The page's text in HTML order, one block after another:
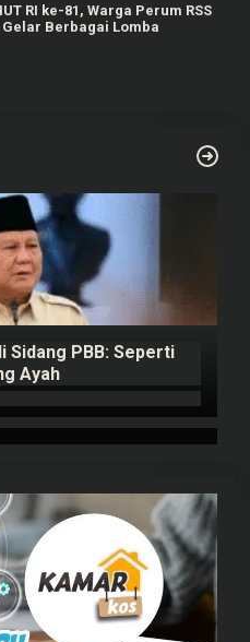
RI ke-81, Warga Perum RSS
Berbagai Lomba
Sidang PBB: Seperti
Ayah